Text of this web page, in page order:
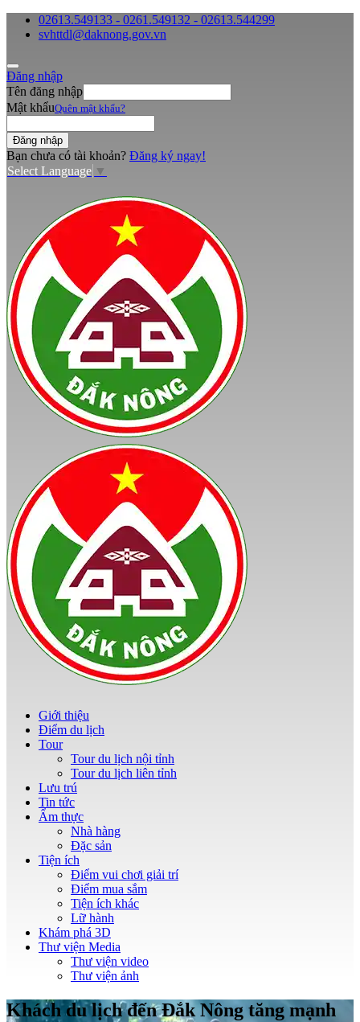
02613.549133 - 0261.549132 - 02613.544299
svhttdl@daknong.gov.vn
Đăng nhập
Tên đăng nhập
Mật khẩuQuên mật khẩu?
Bạn chưa có tài khoản? Đăng ký ngay!
Select Language ▼
Giới thiệu
Điểm du lịch
Tour
Tour du lịch nội tỉnh
Tour du lịch liên tỉnh
Lưu trú
Tin tức
Ẩm thực
Nhà hàng
Đặc sản
Tiện ích
Điểm vui chơi giải trí
Điểm mua sắm
Tiện ích khác
Lữ hành
Khám phá 3D
Thư viện Media
Thư viện video
Thư viện ảnh
Khách du lịch đến Đắk Nông tăng mạnh